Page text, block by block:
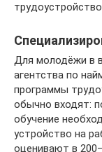
Для молодёжи в
агентства по
программы
обычно входят:
обучение
устройство на
оценивают в